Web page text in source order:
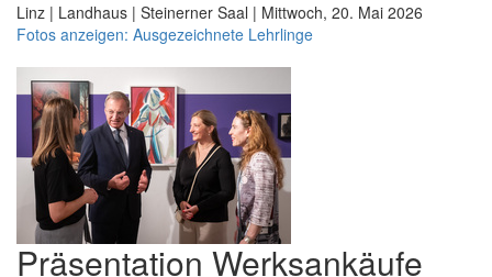
Linz | Landhaus | Steinerner Saal | Mittwoch, 20. Mai 2026
Fotos anzeigen: Ausgezeichnete Lehrlinge
Präsentation Werksankäufe